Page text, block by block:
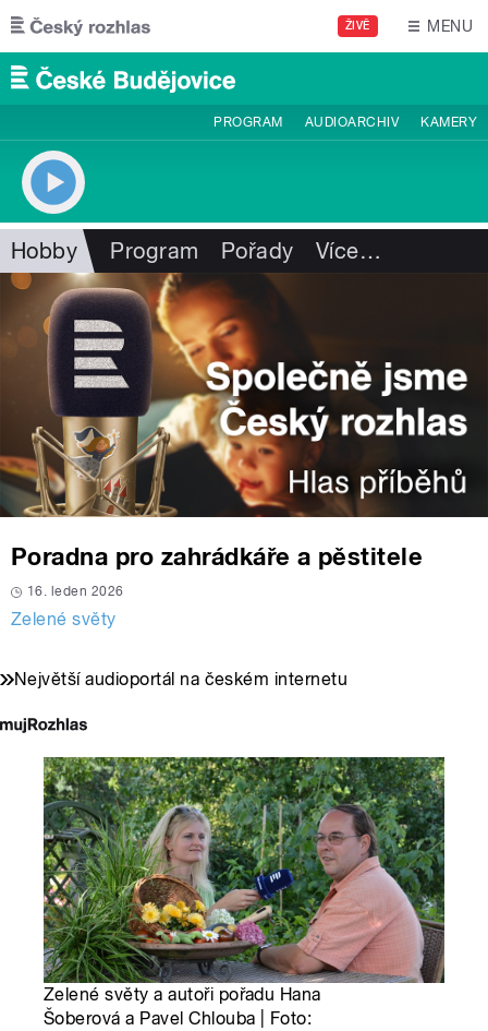
Přejít k hlavnímu obsahu
ŽIVĚ MENU
PROGRAM AUDIOARCHIV KAMERY
Hobby Program Pořady Více…
Poradna pro zahrádkáře a pěstitele
16. leden 2026
Zelené světy
Největší audioportál na českém internetu
Zelené světy a autoři pořadu Hana
Šoberová a Pavel Chlouba | Foto: